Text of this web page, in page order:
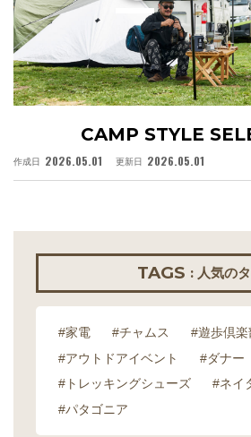
CAMP STYLE
作成日 2026.05.01 更新日 2026.05.01
TAGS : 人気の
#家電 #チャムス #遊歩倶楽
#アウトドアイベント
#ダナー
#トレッキングシューズ
#ネイ
#パタゴニア